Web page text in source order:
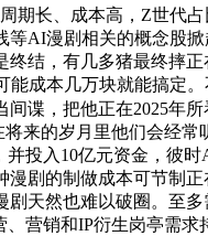
期长、成本高，Z世代
等AI漫剧相关的概念股
终结，有几多猪最终摔
成本几万块就能搞定
谍，把他正在2025年
来的岁月里他们会经
并投入10亿元资金，彼
剧的制做成本可节制
剧天然也难以破圈。至
营销和IP衍生岗亭需